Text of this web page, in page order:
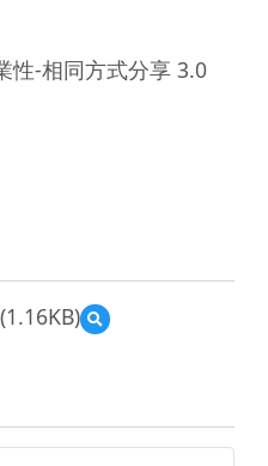
性-相同方式分享 3.0
(1.16KB)
預
覽
語
第